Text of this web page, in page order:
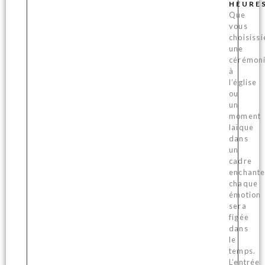
Que
vous
une
à
l’église
ou
un
moment
laïque
dans
un
cadre
chaque
émotion
sera
figée
dans
le
temps.
L’entrée